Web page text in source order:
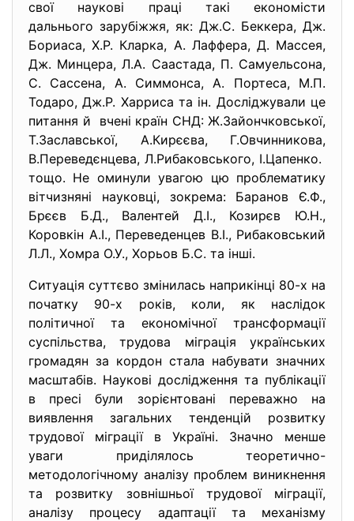
свої наукові праці такі економісти
дальнього зарубіжжя, як: Дж.С. Беккера, Дж.
Бориаса, Х.Р. Кларка, А. Лаффера, Д. Массея,
Дж. Минцера, Л.А. Саастада, П. Самуельсона,
С. Сассена, А. Симмонса, А. Портеса, М.П.
Тодаро, Дж.Р. Харриса та ін. Досліджували це
питання й вчені країн СНД: Ж.Зайончковської,
Т.Заславської, А.Кирєєва, Г.Овчинникова,
В.Переведєнцева, Л.Рибаковського, І.Цапенко.
тощо. Не оминули увагою цю проблематику
вітчизняні науковці, зокрема: Баранов Є.Ф.,
Брєєв Б.Д., Валентей Д.І., Козирєв Ю.Н.,
Коровкін А.І., Переведенцев В.І., Рибаковський
Л.Л., Хомра О.У., Хорьов Б.С. та інші.
Ситуація суттєво змінилась наприкінці 80-х на
початку 90-х років, коли, як наслідок
політичної та економічної трансформації
суспільства, трудова міграція українських
громадян за кордон стала набувати значних
масштабів. Наукові дослідження та публікації
в пресі були зорієнтовані переважно на
виявлення загальних тенденцій розвитку
трудової міграції в Україні. Значно менше
уваги приділялось теоретично-
методологічному аналізу проблем виникнення
та розвитку зовнішньої трудової міграції,
аналізу процесу адаптації та механізму